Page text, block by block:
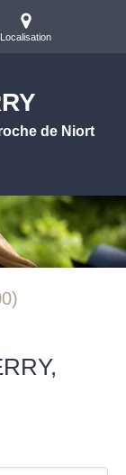
Localisation
de Niort